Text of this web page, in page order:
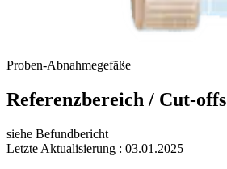
Proben-Abnahmegefäße
Referenzbereich / Cut-offs
siehe Befundbericht
Letzte Aktualisierung : 03.01.2025